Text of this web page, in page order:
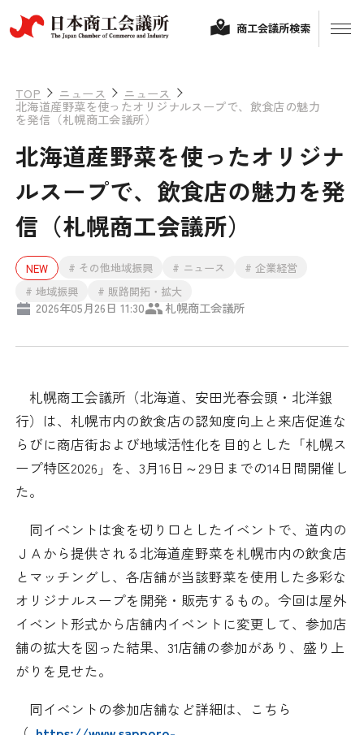
経営相談
融資制度・補助金
ビジネス交流
海外ビジネス・貿易証明
情報提供・広報
その他サービス
会頭コメント
調査・研究
組織概要
役員紹介
委員会・専門委員会
青年部・女性会
日商創立100周年宣言
情報公開
商工会議所検索
TOP ニュース ニュース
北海道産野菜を使ったオリジナルスープで、飲食店の魅力
を発信（札幌商工会議所）
北海道産野菜を使ったオリジナ
ルスープで、飲食店の魅力を発
信（札幌商工会議所）
NEW # その他地域振興 # ニュース
# 企業経営
# 地域振興
# 販路開拓・拡大
2026年05月26日 11:30 札幌商工会議所
札幌商工会議所（北海道、安田光春会頭・北洋銀
行）は、札幌市内の飲食店の認知度向上と来店促進な
らびに商店街および地域活性化を目的とした「札幌ス
ープ特区2026」を、3月16日～29日までの14日間開催し
た。
同イベントは食を切り口としたイベントで、道内の
ＪＡから提供される北海道産野菜を札幌市内の飲食店
とマッチングし、各店舗が当該野菜を使用した多彩な
オリジナルスープを開発・販売するもの。今回は屋外
イベント形式から店舗内イベントに変更して、参加店
舗の拡大を図った結果、31店舗の参加があり、盛り上
がりを見せた。
同イベントの参加店舗など詳細は、こちら